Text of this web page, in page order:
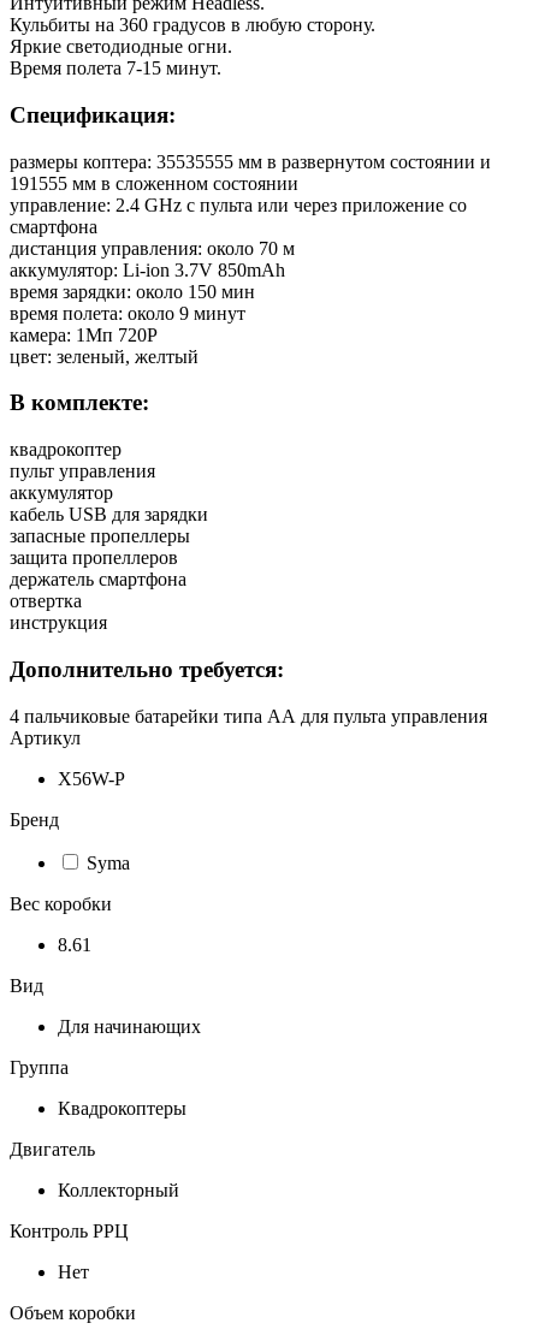
Кульбиты на 360 градусов в любую сторону.
Яркие светодиодные огни.
Время полета 7-15 минут.
Спецификация:
размеры коптера: 35535555 мм в развернутом состоянии и
191555 мм в сложенном состоянии
управление: 2.4 GHz с пульта или через приложение со
смартфона
дистанция управления: около 70 м
аккумулятор: Li-ion 3.7V 850mAh
время зарядки: около 150 мин
время полета: около 9 минут
камера: 1Мп 720P
цвет: зеленый, желтый
В комплекте:
квадрокоптер
пульт управления
аккумулятор
кабель USB для зарядки
запасные пропеллеры
защита пропеллеров
держатель смартфона
отвертка
инструкция
Дополнительно требуется:
4 пальчиковые батарейки типа АА для пульта управления
Артикул
X56W-P
Бренд
Syma
Вес коробки
8.61
Вид
Для начинающих
Группа
Квадрокоптеры
Двигатель
Коллекторный
Контроль РРЦ
Нет
Объем коробки